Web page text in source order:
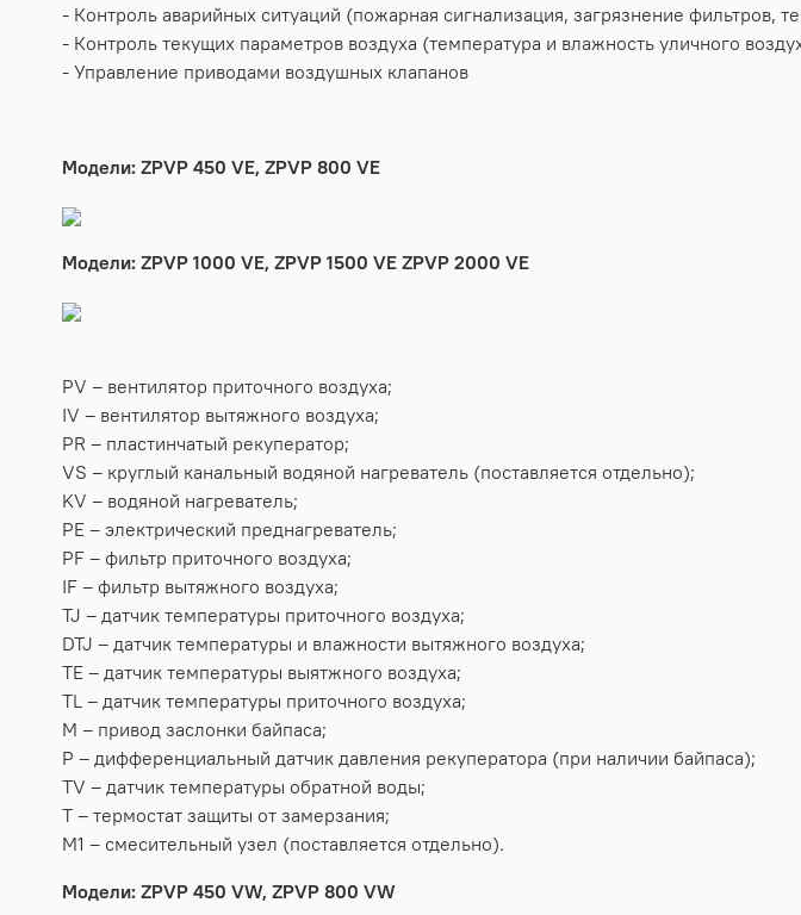
- Контроль аварийных ситуаций (пожарная сигнализация, загрязнение фильтров,
- Контроль текущих параметров воздуха (температура и влажность уличного
- Управление приводами воздушных клапанов
Модели: ZPVP 450 VE, ZPVP 800 VE
Модели: ZPVP 1000 VE, ZPVP 1500 VE ZPVP 2000 VE
PV – вентилятор приточного воздуха;
IV – вентилятор вытяжного воздуха;
PR – пластинчатый рекуператор;
VS – круглый канальный водяной нагреватель (поставляется отдельно);
KV – водяной нагреватель;
PE – электрический преднагреватель;
PF – фильтр приточного воздуха;
IF – фильтр вытяжного воздуха;
TJ – датчик температуры приточного воздуха;
DTJ – датчик температуры и влажности вытяжного воздуха;
TE – датчик температуры выятжного воздуха;
TL – датчик температуры приточного воздуха;
М – привод заслонки байпаса;
P – дифференциальный датчик давления рекуператора (при наличии байпаса);
TV – датчик температуры обратной воды;
T – термостат защиты от замерзания;
М1 – смесительный узел (поставляется отдельно).
Модели: ZPVP 450 VW, ZPVP 800 VW